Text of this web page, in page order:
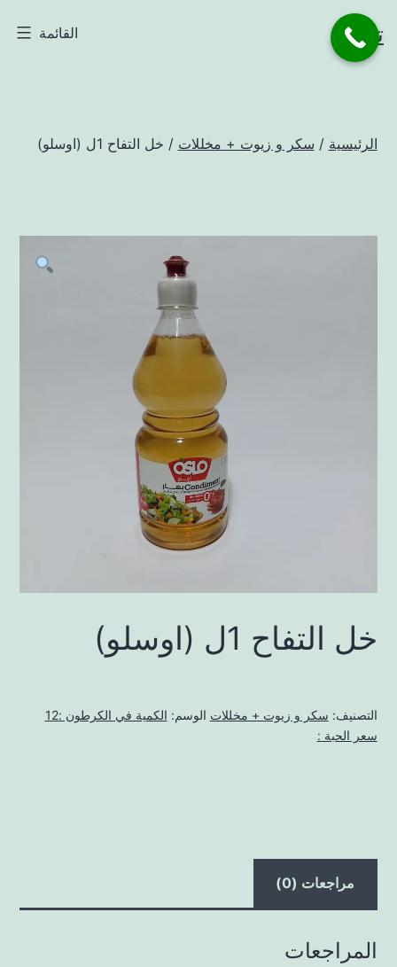
التخطي
إلىتاجر القائمة
الرئيسية / سكر و زيوت + مخللات / خل التفاح 1ل (اوسلو)
خل التفاح 1ل (اوسلو)
التصنيف: سكر و زيوت + مخللات الوسم:
الكمية في الكرطون :12
سعر الحبة :
مراجعات (0)
المراجعات